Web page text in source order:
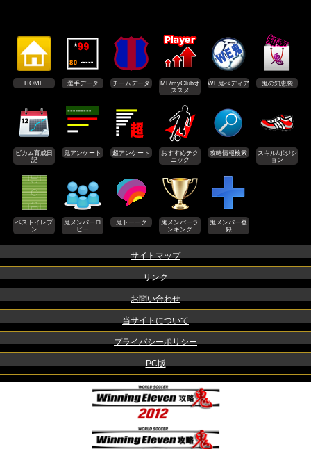
HOME 選手データ チームデータ
ML/myClubオ
ススメ
WE鬼ぺディア 鬼の知恵袋
ビカム育成日
記
鬼アンケート 超アンケート
おすすめテク
ニック
攻略情報検索
スキル/ポジシ
ョン
ベストイレブ
ン
鬼メンバーロ
ビー
鬼トーーク
鬼メンバーラ
ンキング
鬼メンバー登
録
サイトマップ
リンク
お問い合わせ
当サイトについて
プライバシーポリシー
PC版